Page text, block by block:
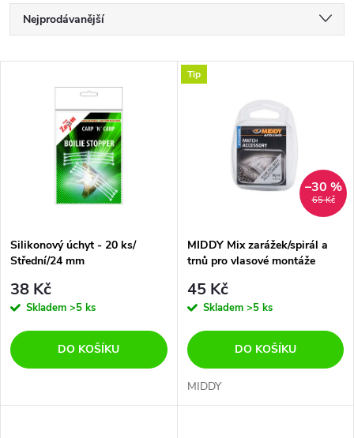
Ř
a
p
r
o
d
u
Nejprodávanější
Abecedně
s
p
r
o
d
Silikonový úchyt - 20 ks/
Střední/24 mm
38 Kč
Skladem >5 ks
DO KOŠÍKU
Tip
65 Kč
–30 %
MIDDY Mix zarážek/spirál a
trnů pro vlasové montáže
45 Kč
Skladem >5 ks
DO KOŠÍKU
MIDDY